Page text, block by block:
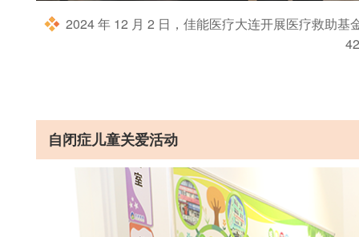
2024 年 12 月 2 日，佳能医疗大连开展医疗救助
自闭症儿童关爱活动